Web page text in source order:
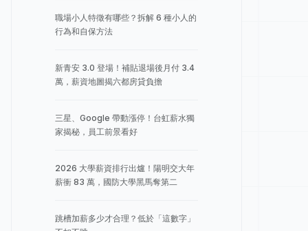
職場小人特徵有哪些？拆解 6 種小人的
行為和自保方法
新青安 3.0 登場！補貼退場後月付 3.4
萬，薪資地圖揭六都房貸負擔
三星、Google 帶動漲停！台虹薪水獨
家揭秘，員工前景看好
2026 大學薪資排行出爐！陽明交大年
薪衝 83 萬，國防大學黑馬奪第二
跳槽加薪多少才合理？低於「這數字」